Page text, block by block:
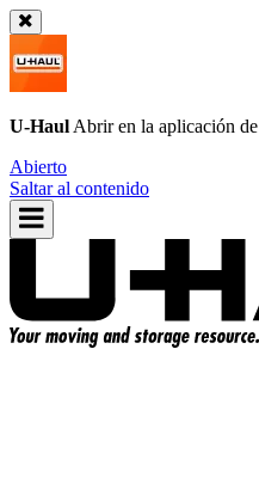
U-Haul Abrir en la aplicación de
Abierto
Saltar al contenido